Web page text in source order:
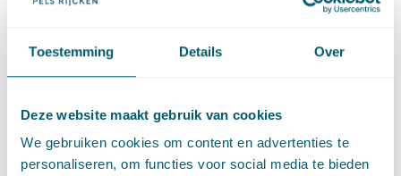
Toestemming Details Over
Deze website maakt gebruik van cookies
We gebruiken cookies om content en advertenties te
personaliseren, om functies voor social media te bieden
rechtspraak en (decentrale)
overheden
verschillende punten moeten worden aangepast. Deze
bestemmingsplannen niet onder de Dienstenrichtlijn vielen
(zie bijvoorbeeldABRvS 30 juli 2014 enABRvS 30 april 2014.